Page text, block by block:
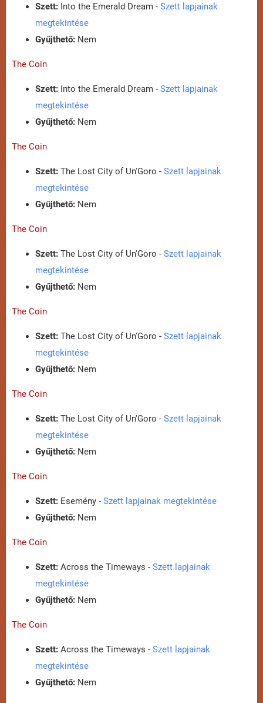
Szett: Into the Emerald Dream - Szett lapjainak
megtekintése
Gyűjthető: Nem
The Coin
Szett: Into the Emerald Dream - Szett lapjainak
megtekintése
Gyűjthető: Nem
The Coin
Szett: The Lost City of Un'Goro - Szett lapjainak
megtekintése
Gyűjthető: Nem
The Coin
Szett: The Lost City of Un'Goro - Szett lapjainak
megtekintése
Gyűjthető: Nem
The Coin
Szett: The Lost City of Un'Goro - Szett lapjainak
megtekintése
Gyűjthető: Nem
The Coin
Szett: The Lost City of Un'Goro - Szett lapjainak
megtekintése
Gyűjthető: Nem
The Coin
Szett: Esemény - Szett lapjainak megtekintése
Gyűjthető: Nem
The Coin
Szett: Across the Timeways - Szett lapjainak
megtekintése
Gyűjthető: Nem
The Coin
Szett: Across the Timeways - Szett lapjainak
megtekintése
Gyűjthető: Nem